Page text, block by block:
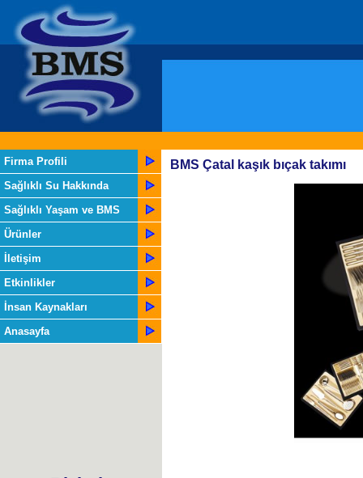
Firma Profili
Sağlıklı Su Hakkında
Sağlıklı Yaşam ve BMS
Ürünler
İletişim
Etkinlikler
İnsan Kaynakları
Anasayfa
BMS Çatal kaşık bıçak takımı